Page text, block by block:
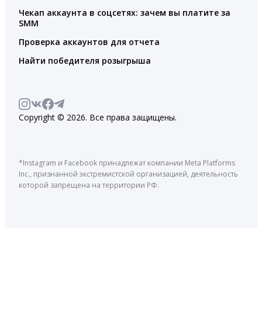
Чекап аккаунта в соцсетях: зачем вы платите за
SMM
Проверка аккаунтов для отчета
Найти победителя розыгрыша
Copyright © 2026. Все права защищены.
*Instagram и Facebook принадлежат компании Meta Platforms
Inc., признанной экстремистской организацией, деятельность
которой запрещена на территории РФ.